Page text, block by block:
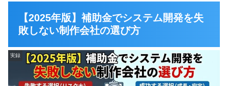
【2025年版】補助金でシステム開発を失
敗しない制作会社の選び方
実録